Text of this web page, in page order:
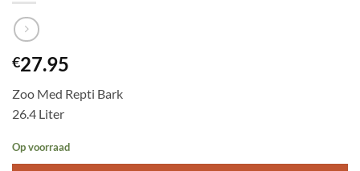
€27.95
Zoo Med Repti Bark
26.4 Liter
Op voorraad